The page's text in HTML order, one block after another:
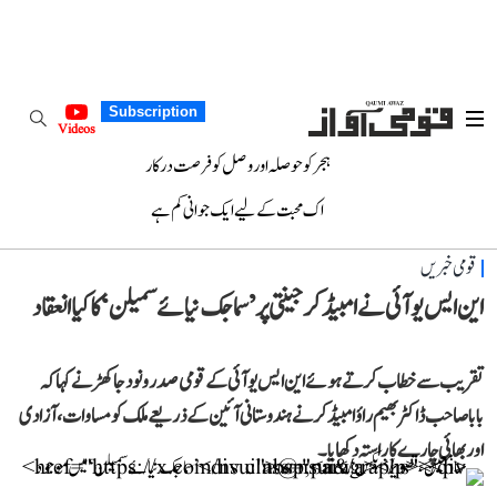
Subscription
Videos
ہجر کو حوصلہ اور وصل کو فرصت درکار
اک محبت کے لیے ایک جوانی کم ہے
قومی خبریں
این ایس یو آئی نے امبیڈکر جینتی پر ’سماجک نیائے سمیلن‘ کا کیا انعقاد
تقریب سے خطاب کرتے ہوئے این ایس یو آئی کے قومی صدر ونود جاکھڑ نے کہا کہ
باباصاحب ڈاکٹر بھیم راؤ امبیڈکر نے ہندوستانی آئین کے ذریعے ملک کو مساوات، آزادی
اور بھائی چارے کا راستہ دکھایا۔